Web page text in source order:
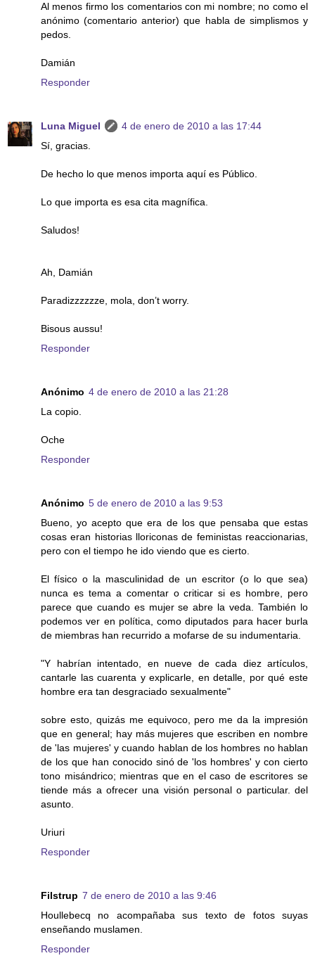
Al menos firmo los comentarios con mi nombre; no como el
anónimo (comentario anterior) que habla de simplismos y
pedos.
Damián
Responder
Luna Miguel
4 de enero de 2010 a las 17:44
Sí, gracias.
De hecho lo que menos importa aquí es Público.
Lo que importa es esa cita magnífica.
Saludos!
Ah, Damián
Paradizzzzzze, mola, don’t worry.
Bisous aussu!
Responder
Anónimo 4 de enero de 2010 a las 21:28
La copio.
Oche
Responder
Anónimo 5 de enero de 2010 a las 9:53
Bueno, yo acepto que era de los que pensaba que estas
cosas eran historias lloriconas de feministas reaccionarias,
pero con el tiempo he ido viendo que es cierto.
El físico o la masculinidad de un escritor (o lo que sea)
nunca es tema a comentar o criticar si es hombre, pero
parece que cuando es mujer se abre la veda. También lo
podemos ver en política, como diputados para hacer burla
de miembras han recurrido a mofarse de su indumentaria.
"Y habrían intentado, en nueve de cada diez artículos,
cantarle las cuarenta y explicarle, en detalle, por qué este
hombre era tan desgraciado sexualmente"
sobre esto, quizás me equivoco, pero me da la impresión
que en general; hay más mujeres que escriben en nombre
de 'las mujeres' y cuando hablan de los hombres no hablan
de los que han conocido sinó de 'los hombres' y con cierto
tono misándrico; mientras que en el caso de escritores se
tiende más a ofrecer una visión personal o particular. del
asunto.
Uriuri
Responder
Filstrup 7 de enero de 2010 a las 9:46
Houllebecq no acompañaba sus texto de fotos suyas
enseñando muslamen.
Responder